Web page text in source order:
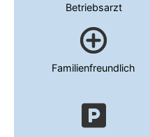
Betriebsarzt
Familienfreundlich